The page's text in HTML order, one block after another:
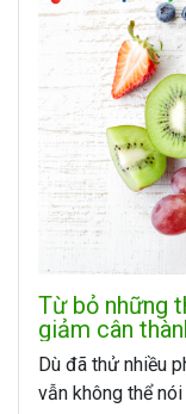
Từ bỏ những
giảm cân
Dù đã thử nhiều
vẫn không thể